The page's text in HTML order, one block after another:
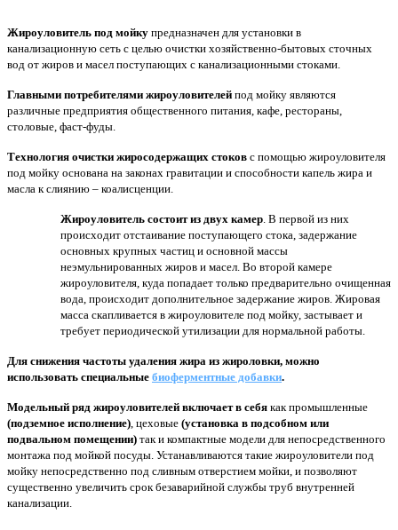
Жироуловитель под мойку предназначен для установки в
канализационную сеть с целью очистки хозяйственно-бытовых сточных
вод от жиров и масел поступающих с канализационными стоками.
Главными потребителями жироуловителей под мойку являются
различные предприятия общественного питания, кафе, рестораны,
столовые, фаст-фуды.
Технология очистки жиросодержащих стоков с помощью жироуловителя
под мойку основана на законах гравитации и способности капель жира и
масла к слиянию – коалисценции.
Жироуловитель состоит из двух камер . В первой из них
происходит отстаивание поступающего стока, задержание
основных крупных частиц и основной массы
неэмульнированных жиров и масел. Во второй камере
жироуловителя, куда попадает только предварительно очищенная
вода, происходит дополнительное задержание жиров. Жировая
масса скапливается в жироуловителе под мойку, застывает и
требует периодической утилизации для нормальной работы.
Для снижения частоты удаления жира из жироловки, можно
использовать специальные биоферментные добавки.
Модельный ряд жироуловителей включает в себя как промышленные
(подземное исполнение) , цеховые (установка в подсобном или
подвальном помещении) так и компактные модели для непосредственного
монтажа под мойкой посуды. Устанавливаются такие жироуловители под
мойку непосредственно под сливным отверстием мойки, и позволяют
существенно увеличить срок безаварийной службы труб внутренней
канализации.